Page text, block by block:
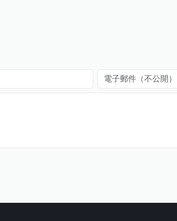
電子郵件（不公開）